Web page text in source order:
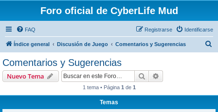
Foro oficial de CyberLife Mud
FAQ Identificarse
Registrarse
Índice general Discusión de Juego Comentarios y Sugerencias
Comentarios y Sugerencias
Nuevo Tema Buscar
1 tema • Página 1 de 1
Temas